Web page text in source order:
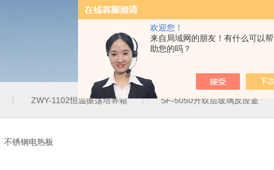
欢迎您！
来自局域网的朋友！有什么可以帮
助您的吗？
ZWY-1102恒温振荡培养箱 SF-5050升双层玻璃反应釜
不锈钢电热板